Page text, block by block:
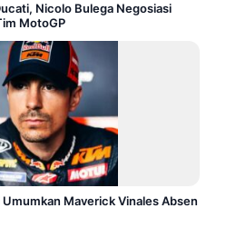
Nicolo Bulega Negosiasi
MotoGP
Maverick Vinales Absen